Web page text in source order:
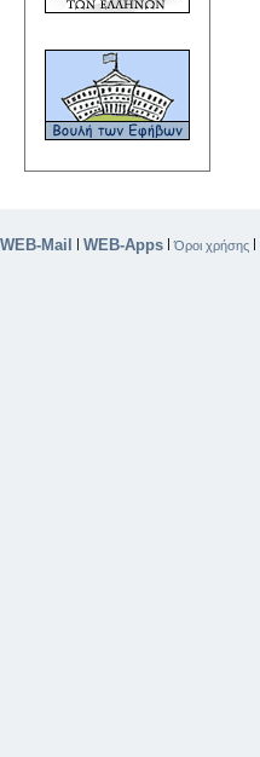
WEB-Mail WEB-Apps |Όροι χρήσης